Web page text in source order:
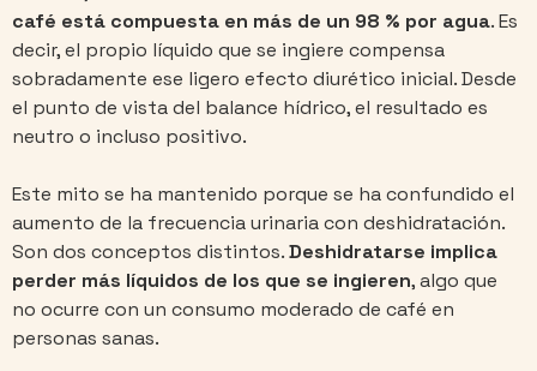
café está compuesta en más de un 98 % por agua. Es
decir, el propio líquido que se ingiere compensa
sobradamente ese ligero efecto diurético inicial. Desde
el punto de vista del balance hídrico, el resultado es
neutro o incluso positivo.
Este mito se ha mantenido porque se ha confundido el
aumento de la frecuencia urinaria con deshidratación.
Son dos conceptos distintos.Deshidratarse implica
perder más líquidos de los que se ingieren, algo que
no ocurre con un consumo moderado de café en
personas sanas.